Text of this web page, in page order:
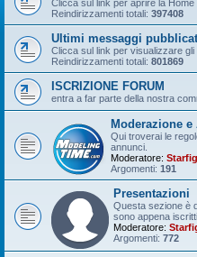
Clicca sul link per aprire la Home
Reindirizzamenti totali: 397408
Ultimi messaggi
Clicca sul link per visualizzare gli
Reindirizzamenti totali: 801869
ISCRIZIONE FORUM
entra a far parte della nostra
Moderazione e
Qui troverai le
annunci.
Moderatore:
Argomenti: 191
Presentazioni
Questa sezione è
sono appena
Moderatore:
Argomenti: 772